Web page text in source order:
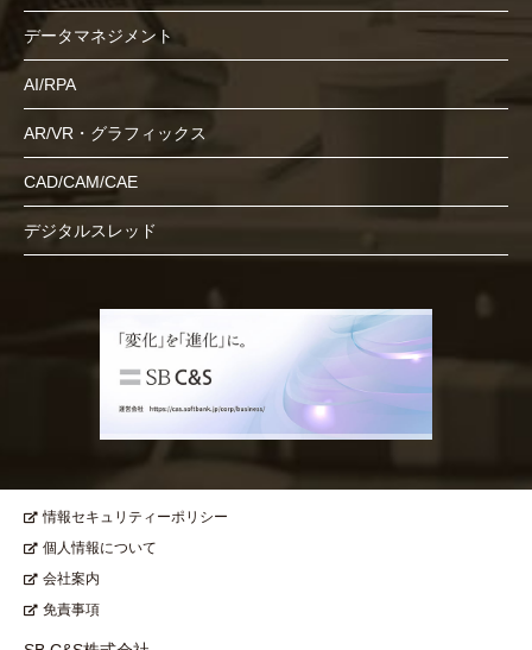
データマネジメント
AI/RPA
AR/VR・グラフィックス
CAD/CAM/CAE
デジタルスレッド
情報セキュリティーポリシー
個人情報について
会社案内
免責事項